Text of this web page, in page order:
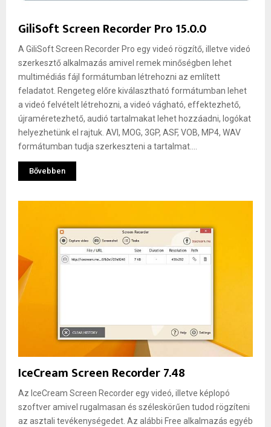
GiliSoft Screen Recorder Pro 15.0.0
A GiliSoft Screen Recorder Pro egy videó rögzítő, illetve videó
szerkesztő alkalmazás amivel remek minőségben lehet
multimédiás fájl formátumban létrehozni az említett
feladatot. Rengeteg előre kiválasztható formátumban lehet
a videó felvételt létrehozni, a videó vágható, effektezhető,
újraméretezhető, audió tartalmakat lehet hozzáadni, logókat
helyezhetünk el rajtuk. AVI, MOG, 3GP, ASF, VOB, MP4, WAV
formátumban tudja szerkeszteni a tartalmat....
Bővebben
IceCream Screen Recorder 7.48
Az IceCream Screen Recorder egy videó, illetve képlopó
szoftver amivel rugalmasan és széleskörűen tudod rögzíteni
az asztali tevékenységedet. Az alábbi Free alkalmazás egyéb